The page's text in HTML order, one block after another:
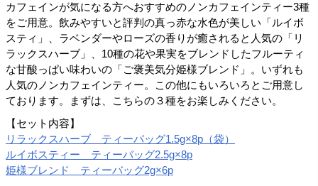
カフェインが気になる方へおすすめのノンカフェインティー3種
をご用意。飲みやすいと評判の真っ赤な水色が美しい「ルイボ
スティ」、ラベンダーやローズの香りが癒されると人気の「リ
ラックスハーブ」、10種の花や果実をブレンドしたフルーティ
な甘酸っぱい味わいの「ご褒美気分姫様ブレンド」。いずれも
人気のノンカフェインティー。この他にもいろいろとご用意し
ております。まずは、こちらの３種をお楽しみください。
【セット内容】
リラックスハーブ ティーバッグ1.5g×8p（袋）
ルイボスティー ティーバッグ2.5g×8p
姫様ブレンド ティーバッグ2g×6p